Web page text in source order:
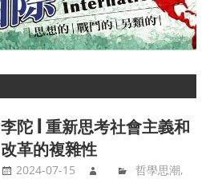
李陀 | 重新思考社會主義和
改革的複雜性
2024-07-15 哲學思潮,